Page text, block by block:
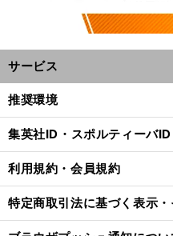
サービス
推奨環境
集英社ID・スポルティーバ
利用規約・会員規約
特定商取引法に基づく表示